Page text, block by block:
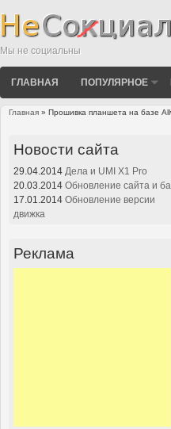
Мы не социальны
ГЛАВНАЯ ПОПУЛЯРНОЕ
Главная » Прошивка планшета на базе
Новости сайта
29.04.2014 Дела и UMI X1 Pro
20.03.2014 Обновление сайта и
17.01.2014 Обновление версии
движка
Реклама